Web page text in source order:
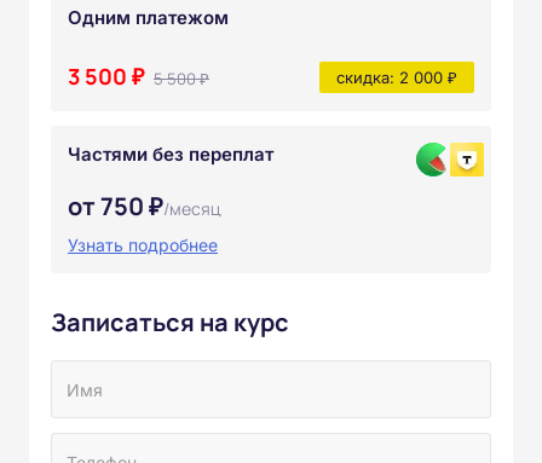
Одним платежом
3 500 ₽ 5 500 ₽ скидка: 2 000 ₽
Частями без переплат
от 750 ₽/месяц
Узнать подробнее
Записаться на курс